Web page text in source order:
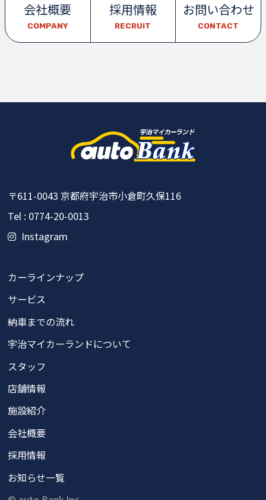
会社概要
COMPANY
採用情報
RECRUIT
お問い合わせ
CONTACT
〒611-0043京都府宇治市小倉町久保116
Tel : 0774-20-0013
Instagram
カーラインナップ
サービス
納車までの流れ
宇治マイカーランドについて
スタッフ
店舗情報
施設紹介
会社概要
採用情報
お知らせ一覧